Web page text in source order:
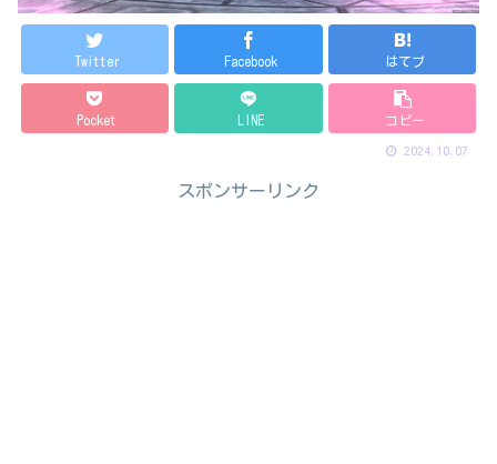
Twitter Facebook はてブ
Pocket LINE コピー
2024.10.07
スポンサーリンク